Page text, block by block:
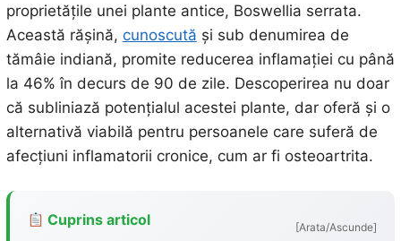
proprietățile unei plante antice, Boswellia serrata.
Această rășină, cunoscută și sub denumirea de
tămâie indiană, promite reducerea inflamației cu până
la 46% în decurs de 90 de zile. Descoperirea nu doar
că subliniază potențialul acestei plante, dar oferă și o
alternativă viabilă pentru persoanele care suferă de
afecțiuni inflamatorii cronice, cum ar fi osteoartrita.
Cuprins articol [Arata/Ascunde]